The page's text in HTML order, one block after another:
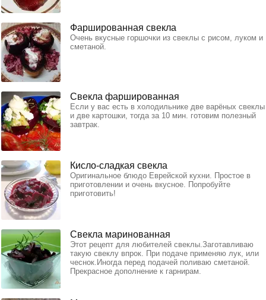
Фаршированная свекла
Очень вкусные горшочки из свеклы с рисом, луком и
сметаной.
Свекла фаршированная
Если у вас есть в холодильнике две варёных свеклы
и две картошки, тогда за 10 мин. готовим полезный
завтрак.
Кисло-сладкая свекла
Оригинальное блюдо Еврейской кухни. Простое в
приготовлении и очень вкусное. Попробуйте
приготовить!
Свекла маринованная
Этот рецепт для любителей свеклы.Заготавливаю
такую свеклу впрок. При подаче применяю лук, или
чеснок.Иногда перед подачей поливаю сметаной.
Прекрасное дополнение к гарнирам.